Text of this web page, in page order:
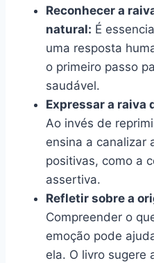
Reconhecer a
natural: É
uma resposta
o primeiro passo
saudável.
Expressar a raiva
Ao invés de
ensina a canalizar
positivas, como a
assertiva.
Refletir sobre a
Compreender o
emoção pode
ela. O livro sugere